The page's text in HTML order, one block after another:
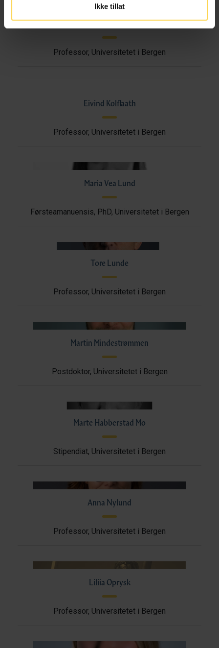
Ikke tillat
Torger Kielland
Professor, Universitetet i Bergen
Eivind Kolflaath
Professor, Universitetet i Bergen
Maria Vea Lund
Førsteamanuensis, PhD, Universitetet i Bergen
Tore Lunde
Professor, Universitetet i Bergen
Martin Mindestrømmen
Postdoktor, Universitetet i Bergen
Marte Habberstad Mo
Stipendiat, Universitetet i Bergen
Anna Nylund
Professor, Universitetet i Bergen
Liliia Oprysk
Professor, Universitetet i Bergen